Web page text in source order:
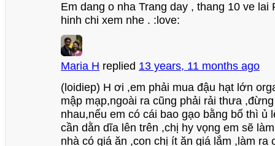
Em dang o nha Trang day , thang 10 ve lai
hinh chi xem nhe . :love:
Maria H replied 13 years, 11 months ago
(loidiep) H ơi ,em phải mua đậu hạt lớn
mập mạp,ngoài ra cũng phải rải thưa
nhau,nếu em có cái bao gạo bằng bố thì ủ
cần dằn dĩa lên trên ,chị hy vọng em sẽ
nhà có giá ăn ,con chị ít ăn giá lắm ,làm ra